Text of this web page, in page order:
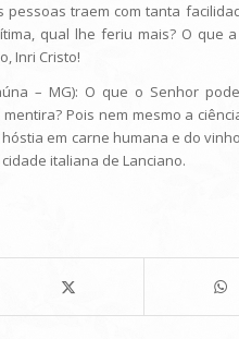
pessoas traem com tanta
qual lhe feriu mais? O
Inri Cristo!
– MG): O que o Senhor
mentira? Pois nem mesmo a
em carne humana e do
italiana de Lanciano.